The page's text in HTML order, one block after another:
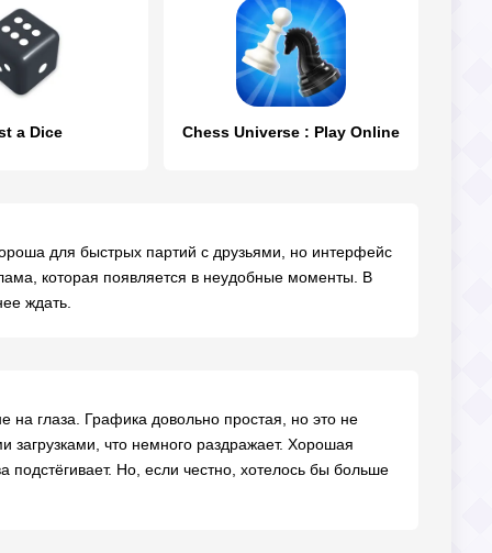
a Dice Chess Universe : Play Online
для быстрых партий с друзьями, но интерфейс
которая появляется в неудобные моменты. В
ждать.
на глаза. Графика довольно простая, но это не
загрузками, что немного раздражает. Хорошая
Но, если честно, хотелось бы больше